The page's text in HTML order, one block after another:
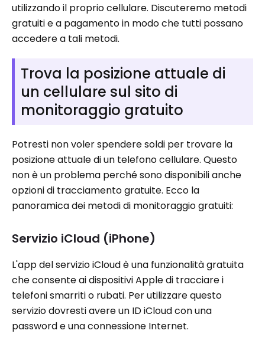
utilizzando il proprio cellulare. Discuteremo metodi
gratuiti e a pagamento in modo che tutti possano
accedere a tali metodi.
Trova la posizione attuale di
un cellulare sul sito di
monitoraggio gratuito
Potresti non voler spendere soldi per trovare la
posizione attuale di un telefono cellulare. Questo
non è un problema perché sono disponibili anche
opzioni di tracciamento gratuite. Ecco la
panoramica dei metodi di monitoraggio gratuiti:
Servizio iCloud (iPhone)
L'app del servizio iCloud è una funzionalità gratuita
che consente ai dispositivi Apple di tracciare i
telefoni smarriti o rubati. Per utilizzare questo
servizio dovresti avere un ID iCloud con una
password e una connessione Internet.